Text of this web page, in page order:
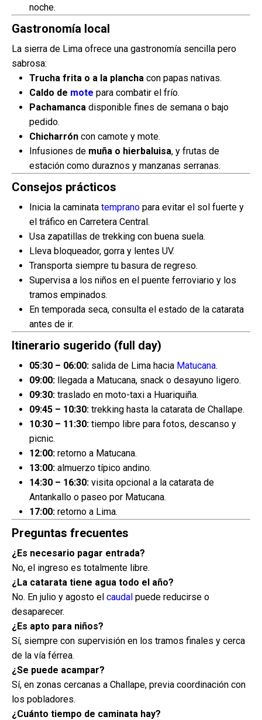
noche.
Gastronomía local
La sierra de Lima ofrece una gastronomía sencilla pero
sabrosa:
Trucha frita o a la plancha con papas nativas.
Caldo de mote para combatir el frío.
Pachamanca disponible fines de semana o bajo
pedido.
Chicharrón con camote y mote.
Infusiones de muña o hierbaluisa, y frutas de
estación como duraznos y manzanas serranas.
Consejos prácticos
Inicia la caminata temprano para evitar el sol fuerte y
el tráfico en Carretera Central.
Usa zapatillas de trekking con buena suela.
Lleva bloqueador, gorra y lentes UV.
Transporta siempre tu basura de regreso.
Supervisa a los niños en el puente ferroviario y los
tramos empinados.
En temporada seca, consulta el estado de la catarata
antes de ir.
Itinerario sugerido (full day)
05:30 – 06:00: salida de Lima hacia Matucana.
09:00: llegada a Matucana, snack o desayuno ligero.
09:30: traslado en moto-taxi a Huariquiña.
09:45 – 10:30: trekking hasta la catarata de Challape.
10:30 – 11:30: tiempo libre para fotos, descanso y
picnic.
12:00: retorno a Matucana.
13:00: almuerzo típico andino.
14:30 – 16:30: visita opcional a la catarata de
Antankallo o paseo por Matucana.
17:00: retorno a Lima.
Preguntas frecuentes
¿Es necesario pagar entrada?
No, el ingreso es totalmente libre.
¿La catarata tiene agua todo el año?
No. En julio y agosto el caudal puede reducirse o
desaparecer.
¿Es apto para niños?
Sí, siempre con supervisión en los tramos finales y cerca
de la vía férrea.
¿Se puede acampar?
Sí, en zonas cercanas a Challape, previa coordinación con
los pobladores.
¿Cuánto tiempo de caminata hay?